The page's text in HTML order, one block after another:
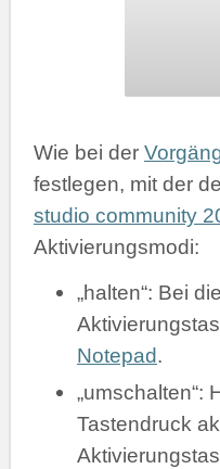
Wie bei der
festlegen, mit der
studio community
Aktivierungsmodi:
„halten“: Bei
Notepad.
„umschalten“:
Tastendruck